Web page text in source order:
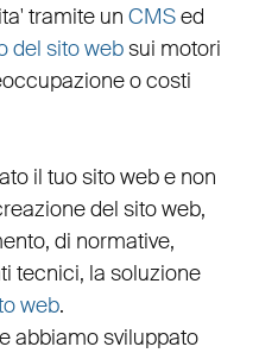
tramite un CMSed
del sito websui motori
o costi
il tuo sito web e non
del sito web,
di normative,
tecnici, la soluzione
web.
abbiamo sviluppato